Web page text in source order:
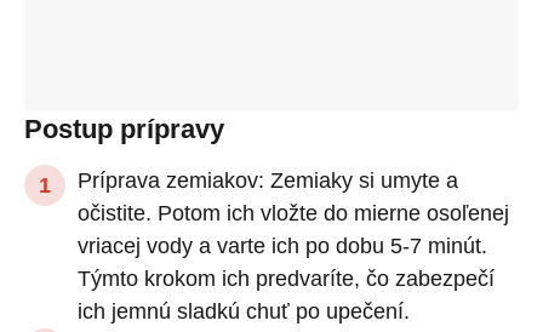
Postup prípravy
Príprava zemiakov: Zemiaky si umyte a
očistite. Potom ich vložte do mierne osoľenej
vriacej vody a varte ich po dobu 5-7 minút.
Týmto krokom ich predvaríte, čo zabezpečí
ich jemnú sladkú chuť po upečení.